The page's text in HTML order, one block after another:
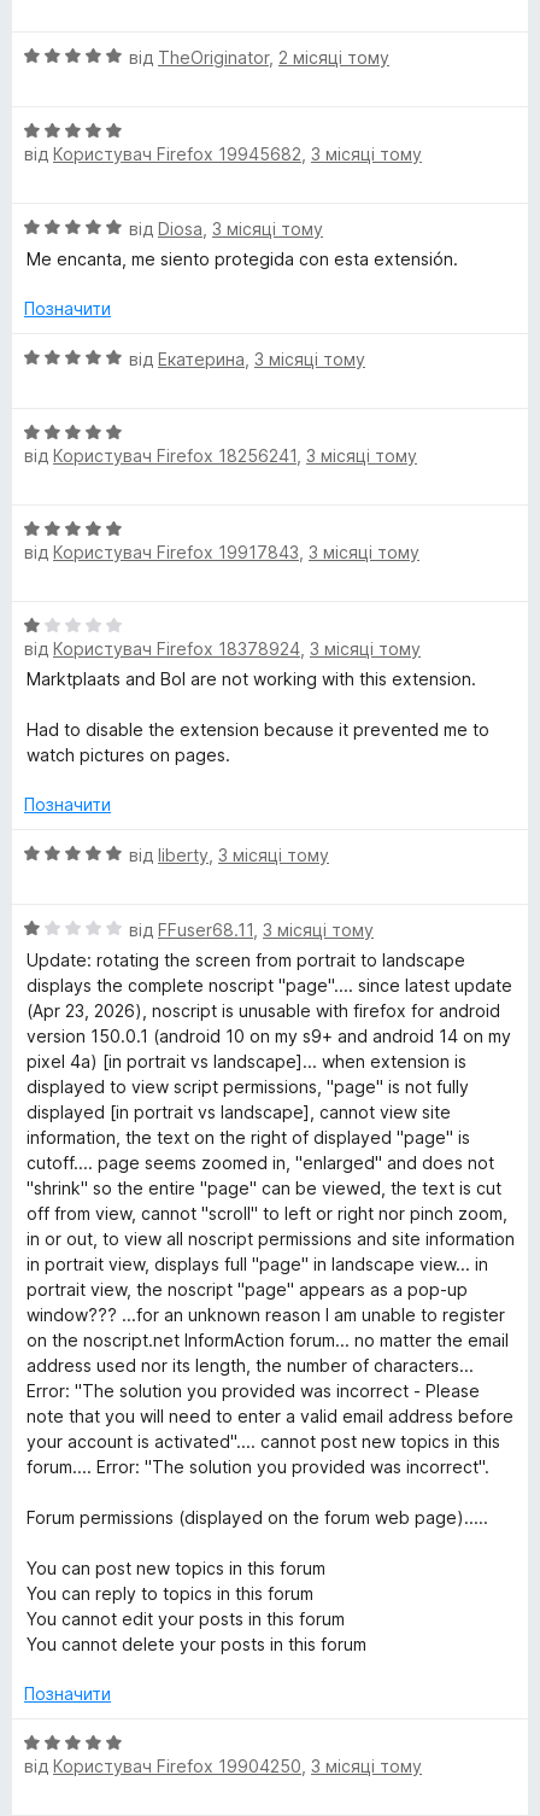
н
5
з
О
н
к
з
5
від TheOriginator, 2 місяці тому
О
ц
к
а
з
від Користувач Firefox 19945682 3 місяці тому
О
ц
н
а
5
від Diosa 3 місяці тому
Me encanta, me siento protegida con esta extensión.
Позначити
О
н
к
з
5
від Екатерина 3 місяці тому
О
ц
к
а
5
від Користувач Firefox 18256241 3 місяці тому
О
ц
к
а
5
5
від Користувач Firefox 19917843 3 місяці тому
О
ц
к
а
з
від Користувач Firefox 18378924 3 місяці тому
Marktplaats and Bol are not working with this extension.
Had to disable the extension because it prevented me to
watch pictures on pages.
Позначити
О
н
к
а
5
з
5
від liberty 3 місяці тому
О
ц
н
к
а
1
з
5
від FFuser68.11 3 місяці тому
Update: rotating the screen from portrait to landscape
displays the complete noscript "page".... since latest update
(Apr 23, 2026), noscript is unusable with firefox for android
version 150.0.1 (android 10 on my s9+ and android 14 on my
pixel 4a) [in portrait vs landscape]... when extension is
displayed to view script permissions, "page" is not fully
displayed [in portrait vs landscape], cannot view site
information, the text on the right of displayed "page" is
cutoff.... page seems zoomed in, "enlarged" and does not
"shrink" so the entire "page" can be viewed, the text is cut
off from view, cannot "scroll" to left or right nor pinch zoom,
in or out, to view all noscript permissions and site information
in portrait view, displays full "page" in landscape view... in
portrait view, the noscript "page" appears as a pop-up
window??? ...for an unknown reason I am unable to register
on the noscript.net InformAction forum... no matter the email
address used nor its length, the number of characters...
Error: "The solution you provided was incorrect - Please
note that you will need to enter a valid email address before
your account is activated".... cannot post new topics in this
forum.... Error: "The solution you provided was incorrect".
Forum permissions (displayed on the forum web page).....
You can post new topics in this forum
You can reply to topics in this forum
You cannot edit your posts in this forum
You cannot delete your posts in this forum
Позначити
О
ц
від Користувач Firefox 19904250 3 місяці тому